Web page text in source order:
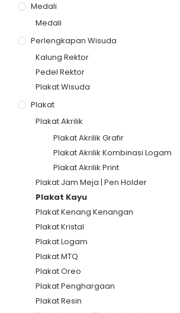
Medali
Medali
Perlengkapan Wisuda
Kalung Rektor
Pedel Rektor
Plakat Wisuda
Plakat
Plakat Akrilik
Plakat Akrilik Grafir
Plakat Akrilik Kombinasi Logam
Plakat Akrilik Print
Plakat Jam Meja | Pen Holder
Plakat Kayu
Plakat Kenang Kenangan
Plakat Kristal
Plakat Logam
Plakat MTQ
Plakat Oreo
Plakat Penghargaan
Plakat Resin